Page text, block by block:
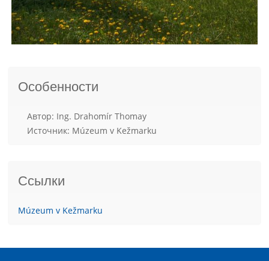
Особенности
Aвтор: Ing. Drahomír Thomay
Источник: Múzeum v Kežmarku
Ссылки
Múzeum v Kežmarku